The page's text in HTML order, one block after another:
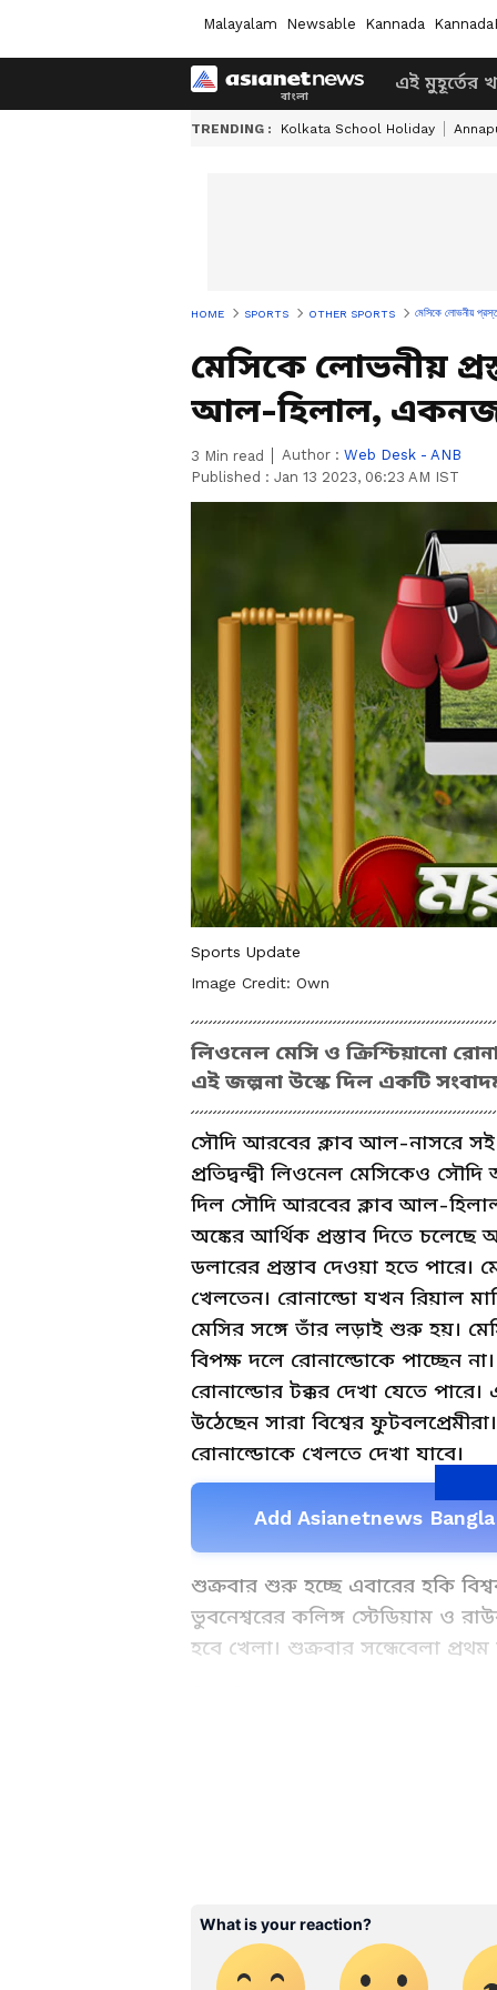
Malayalam Newsable Kannada
এই মুহূর্তের
TRENDING : Kolkata School Holiday
HOME SPORTS OTHER SPORTS মেসিকে লোভনীয়
মেসিকে লোভনীয়
আল-হিলাল,
3 Min read Author : Web Desk - ANB
Published : Jan 13 2023, 06:23 AM IST
Sports Update
Image Credit: Own
লিওনেল মেসি ও ক্রিশ্চিয়ানো
এই জল্পনা উস্কে দিল একটি
সৌদি আরবের ক্লাব আল-নাসরে সই
প্রতিদ্বন্দ্বী লিওনেল মেসিকেও
দিল সৌদি আরবের ক্লাব আল-
অঙ্কের আর্থিক প্রস্তাব দিতে
ডলারের প্রস্তাব দেওয়া হতে পারে।
খেলতেন। রোনাল্ডো যখন রিয়াল
মেসির সঙ্গে তাঁর লড়াই শুরু হয়।
বিপক্ষ দলে রোনাল্ডোকে পাচ্ছেন
রোনাল্ডোর টক্কর দেখা যেতে
উঠেছেন সারা বিশ্বের
রোনাল্ডোকে খেলতে দেখা যাবে।
Add Asianetnews
শুক্রবার শুরু হচ্ছে এবারের হকি
ভুবনেশ্বরের কলিঙ্গ স্টেডিয়াম ও
হবে খেলা। শুক্রবার সন্ধেবেলা